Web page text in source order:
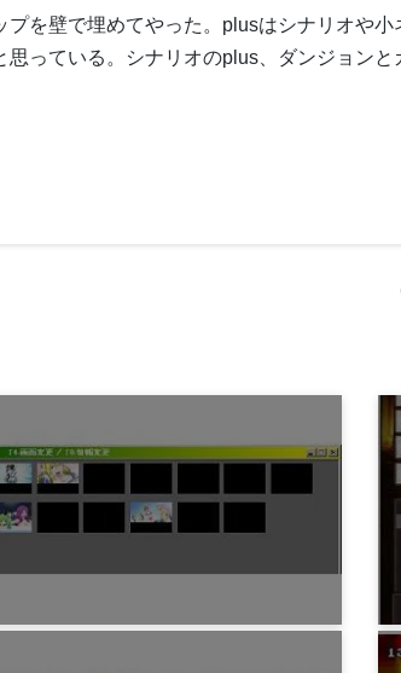
を壁で埋めてやった。plusはシナリオや小
っている。シナリオのplus、ダンジョンと